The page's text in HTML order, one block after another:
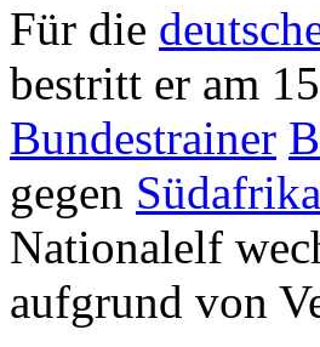
Für die
bestritt er am
Bundestrainer
gegen Südafrika
Nationalelf
aufgrund von